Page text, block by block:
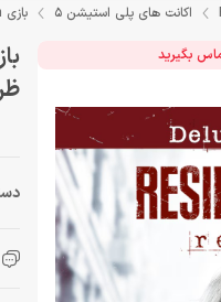
اکانت های پلی استیشن 5 بازی Resident Evil 9 Requiem Deluxe Edition اکانت قانونی PS5 ظرفیت سوم اشتراکی
بگیرید